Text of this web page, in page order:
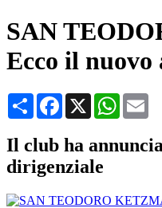
SAN
Ecco il nuovo
CondividiFacebook
X
Il club ha
dirigenziale